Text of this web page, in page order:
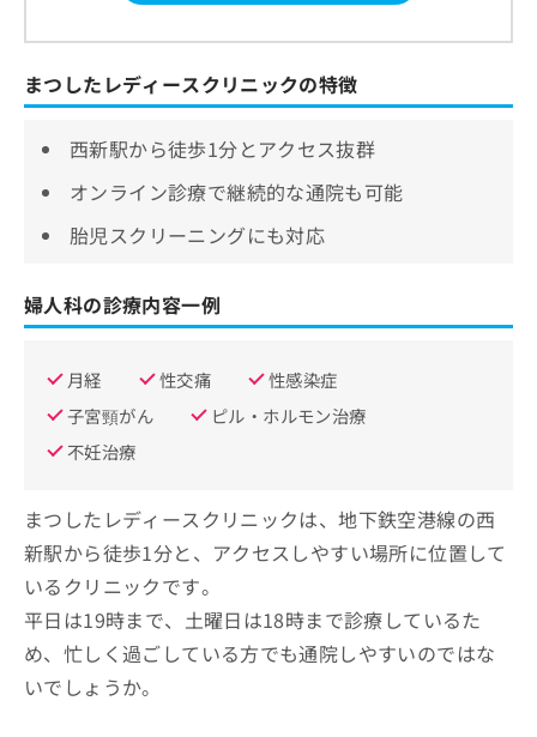
まつしたレディースクリニックの特徴
西新駅から徒歩1分とアクセス抜群
オンライン診療で継続的な通院も可能
胎児スクリーニングにも対応
婦人科の診療内容一例
月経 性交痛
性感染症
子宮頸がん
ピル・ホルモン治療
不妊治療
まつしたレディースクリニックは、地下鉄空港線の西
新駅から徒歩1分と、アクセスしやすい場所に位置して
いるクリニックです。
平日は19時まで、土曜日は18時まで診療しているた
め、忙しく過ごしている方でも通院しやすいのではな
いでしょうか。